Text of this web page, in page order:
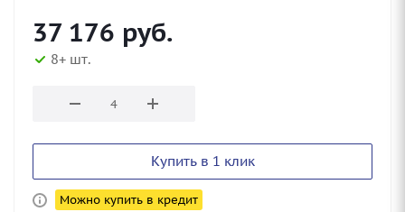
37 176 руб.
8+ шт.
Купить в 1 клик
Можно купить в кредит